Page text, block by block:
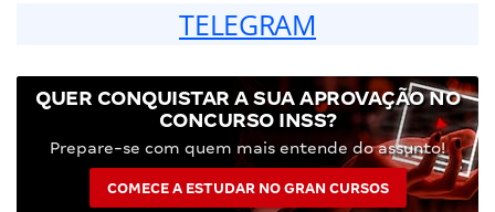
TELEGRAM
QUER CONQUISTAR A SUA APROVAÇÃO NO
CONCURSO INSS?
Prepare-se com quem mais entende do assunto!
COMECE A ESTUDAR NO GRAN CURSOS